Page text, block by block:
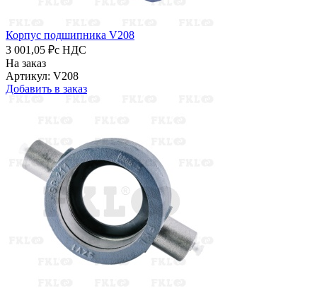
Корпус подшипника V208
3 001,05 ₽с НДС
На заказ
Артикул: V208
Добавить в заказ